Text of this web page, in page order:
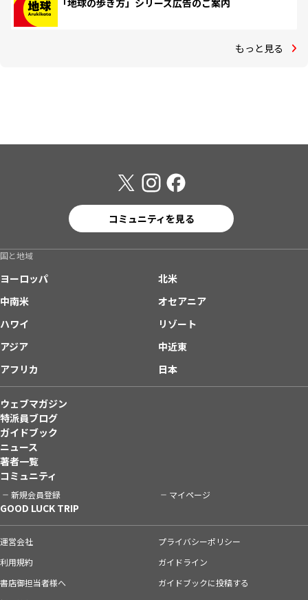
「地球の歩き方」シリーズ広告のご案内
もっと見る
コミュニティを見る
国と地域
ヨーロッパ
北米
中南米
オセアニア
ハワイ
リゾート
アジア
中近東
アフリカ
日本
ウェブマガジン
特派員ブログ
ガイドブック
ニュース
著者一覧
コミュニティ
新規会員登録 マイページ
GOOD LUCK TRIP
運営会社
プライバシーポリシー
利用規約
ガイドライン
書店御担当者様へ
ガイドブックに投稿する